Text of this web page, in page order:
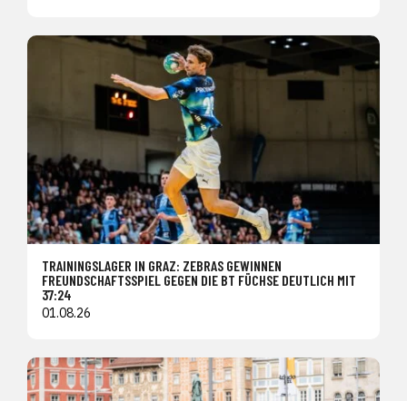
TRAININGSLAGER IN GRAZ: ZEBRAS GEWINNEN
FREUNDSCHAFTSSPIEL GEGEN DIE BT FÜCHSE DEUTLICH MIT
37:24
01.08.26